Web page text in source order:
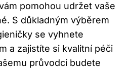
pomohou udržet vaše
S důkladným výběrem
se vyhnete
a zajistíte si kvalitní péči
průvodci budete